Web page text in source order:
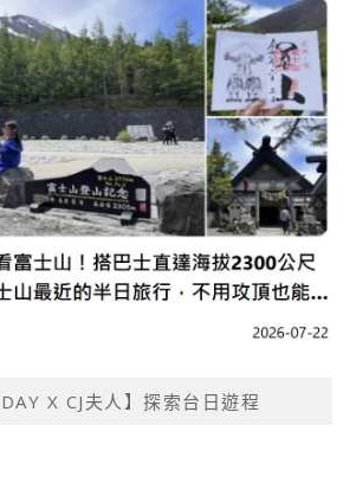
X CJ夫人】探索台日遊程